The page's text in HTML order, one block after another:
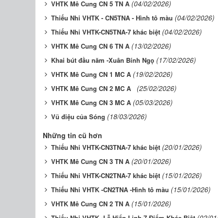
VHTK Mê Cung CN 5 TN A (04/02/2026)
Thiếu Nhi VHTK - CN5TNA - Hình tô màu (04/02/2026)
Thiếu Nhi VHTK-CN5TNA-7 khác biệt (04/02/2026)
VHTK Mê Cung CN 6 TN A (13/02/2026)
Khai bút đầu năm -Xuân Bính Ngọ (17/02/2026)
VHTK Mê Cung CN 1 MC A (19/02/2026)
VHTK Mê Cung CN 2 MC A (25/02/2026)
VHTK Mê Cung CN 3 MC A (05/03/2026)
Vũ điệu của Sóng (18/03/2026)
Những tin cũ hơn
Thiếu Nhi VHTK-CN3TNA-7 khác biệt (20/01/2026)
VHTK Mê Cung CN 3 TN A (20/01/2026)
Thiếu Nhi VHTK-CN2TNA-7 khác biệt (15/01/2026)
Thiếu Nhi VHTK -CN2TNA -Hình tô màu (15/01/2026)
VHTK Mê Cung CN 2 TN A (15/01/2026)